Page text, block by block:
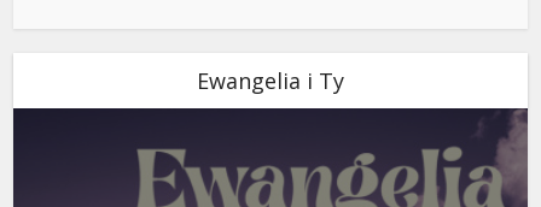
Ewangelia i Ty